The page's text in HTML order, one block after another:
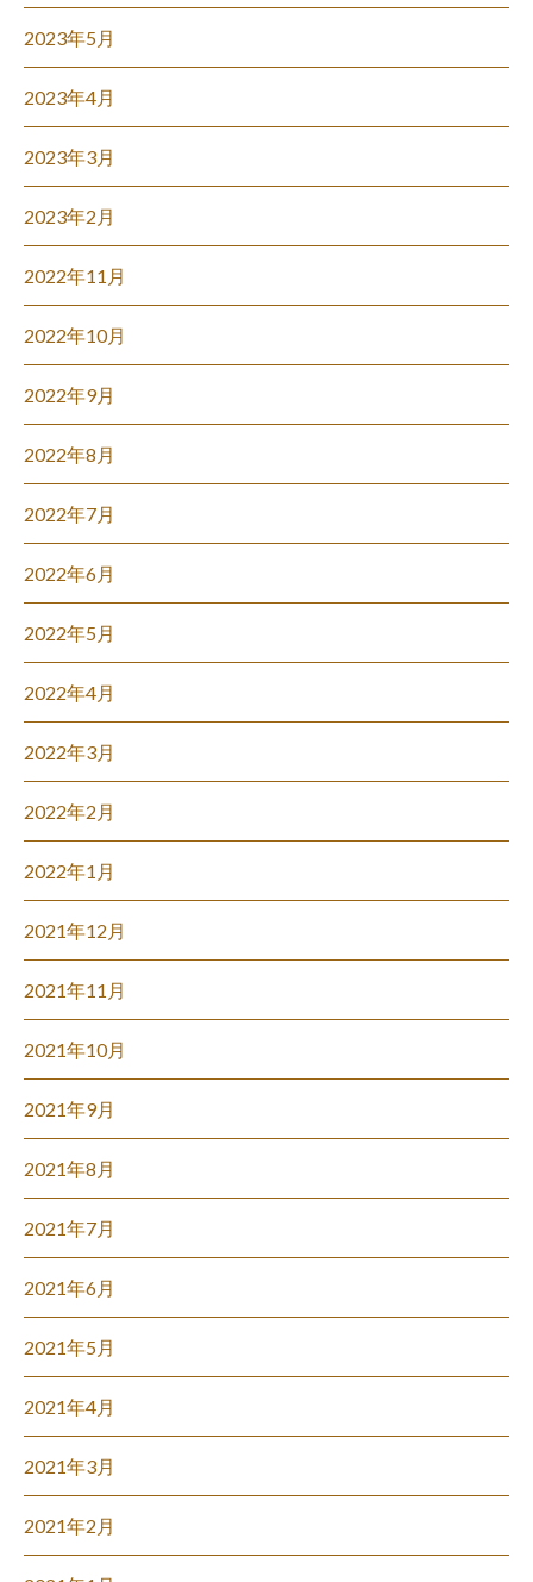
2023年5月
2023年4月
2023年3月
2023年2月
2022年11月
2022年10月
2022年9月
2022年8月
2022年7月
2022年6月
2022年5月
2022年4月
2022年3月
2022年2月
2022年1月
2021年12月
2021年11月
2021年10月
2021年9月
2021年8月
2021年7月
2021年6月
2021年5月
2021年4月
2021年3月
2021年2月